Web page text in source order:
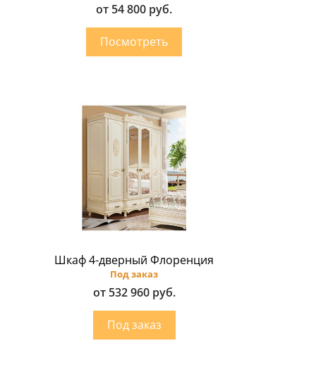
от 54 800 руб.
Шкаф 4-дверный Флоренция
Под заказ
от 532 960 руб.